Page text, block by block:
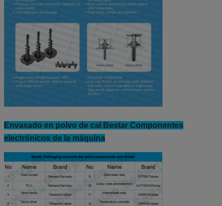
Envasado en polvo de cal Bestar Componentes
electrónicos de la máquina